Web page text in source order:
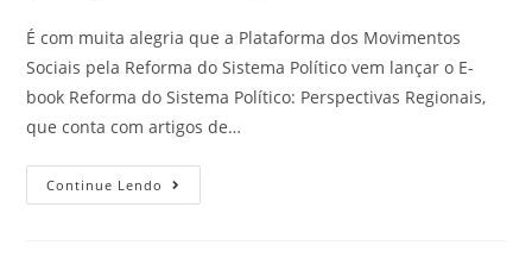
É com muita alegria que a Plataforma dos Movimentos
Sociais pela Reforma do Sistema Político vem lançar o E-
book Reforma do Sistema Político: Perspectivas Regionais,
que conta com artigos de…
Continue Lendo